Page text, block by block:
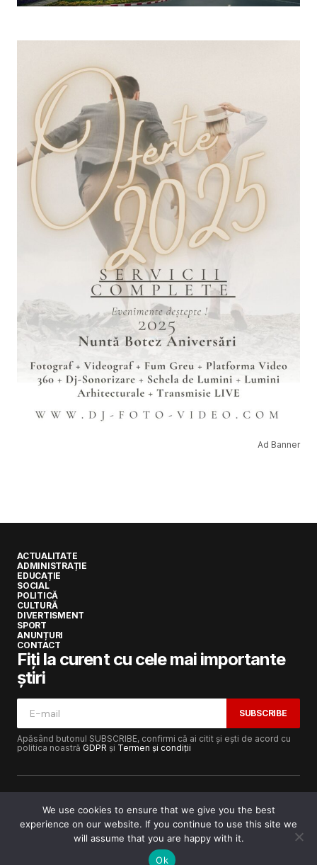
Ad Banner
ACTUALITATE
ADMINISTRAȚIE
EDUCAȚIE
SOCIAL
POLITICĂ
CULTURĂ
DIVERTISMENT
SPORT
ANUNȚURI
CONTACT
Fiți la curent cu cele mai importante
știri
SUBSCRIBE
Apăsând butonul SUBSCRIBE, confirmi că ai citit și ești de acord cu
politica noastră GDPR și Termen și condiții
Copyright © 2017-2025Lugojeanul.ro· Toate drepturile
rezervate · Dezvoltat dePower Media FX
We use cookies to ensure that we give you the best
experience on our website. If you continue to use this site we
will assume that you are happy with it.
Ok